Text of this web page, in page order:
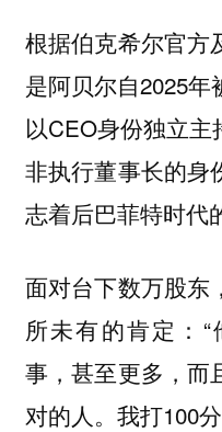
根据伯克希尔官方
是阿贝尔自2025
以CEO身份独立
非执行董事长的身
志着后巴菲特时代
面对台下数万股东
所未有的肯定：
事，甚至更多，而
对的人。我打100